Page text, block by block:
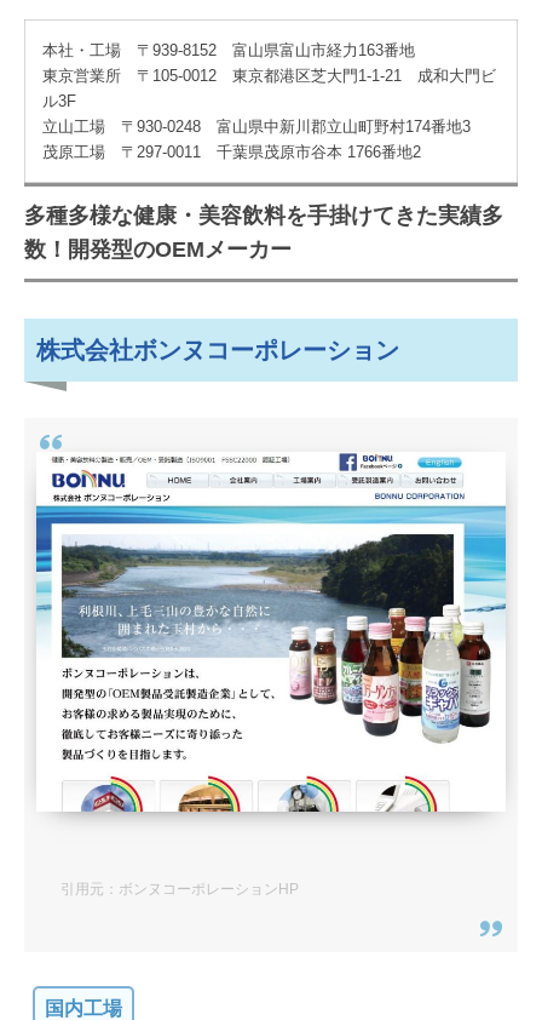
本社・工場 〒939-8152 富山県富山市経力163番地
東京営業所 〒105-0012 東京都港区芝大門1-1-21 成和大門ビ
ル3F
立山工場 〒930-0248 富山県中新川郡立山町野村174番地3
茂原工場 〒297-0011 千葉県茂原市谷本 1766番地2
多種多様な健康・美容飲料を手掛けてきた実績多
数！開発型のOEMメーカー
株式会社ボンヌコーポレーション
引用元：ボンヌコーポレーションHP
国内工場